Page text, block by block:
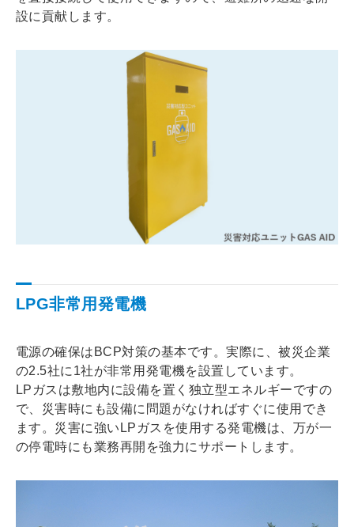
設に貢献します。
LPG非常用発電機
電源の確保はBCP対策の基本です。実際に、被災企業
の2.5社に1社が非常用発電機を設置しています。
LPガスは敷地内に設備を置く独立型エネルギーですの
で、災害時にも設備に問題がなければすぐに使用でき
ます。災害に強いLPガスを使用する発電機は、万が一
の停電時にも業務再開を強力にサポートします。